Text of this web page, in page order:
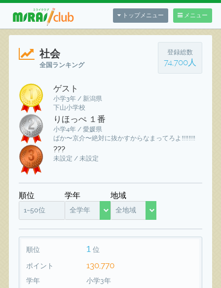
メニュー
トップメニュー
社会
全国ランキング
登録総数
74,700人
ゲスト
小学3年 / 新潟県
下山小学校
りほっぺ １番
小学4年 / 愛媛県
ばか〜京介〜絶対に抜かすからなまってろよ‼️‼️‼️‼️
???
未設定 / 未設定
順位
1~50位
学年
全学年
地域
全地域
順位 1 位
ポイント 130,770
学年
小学3年